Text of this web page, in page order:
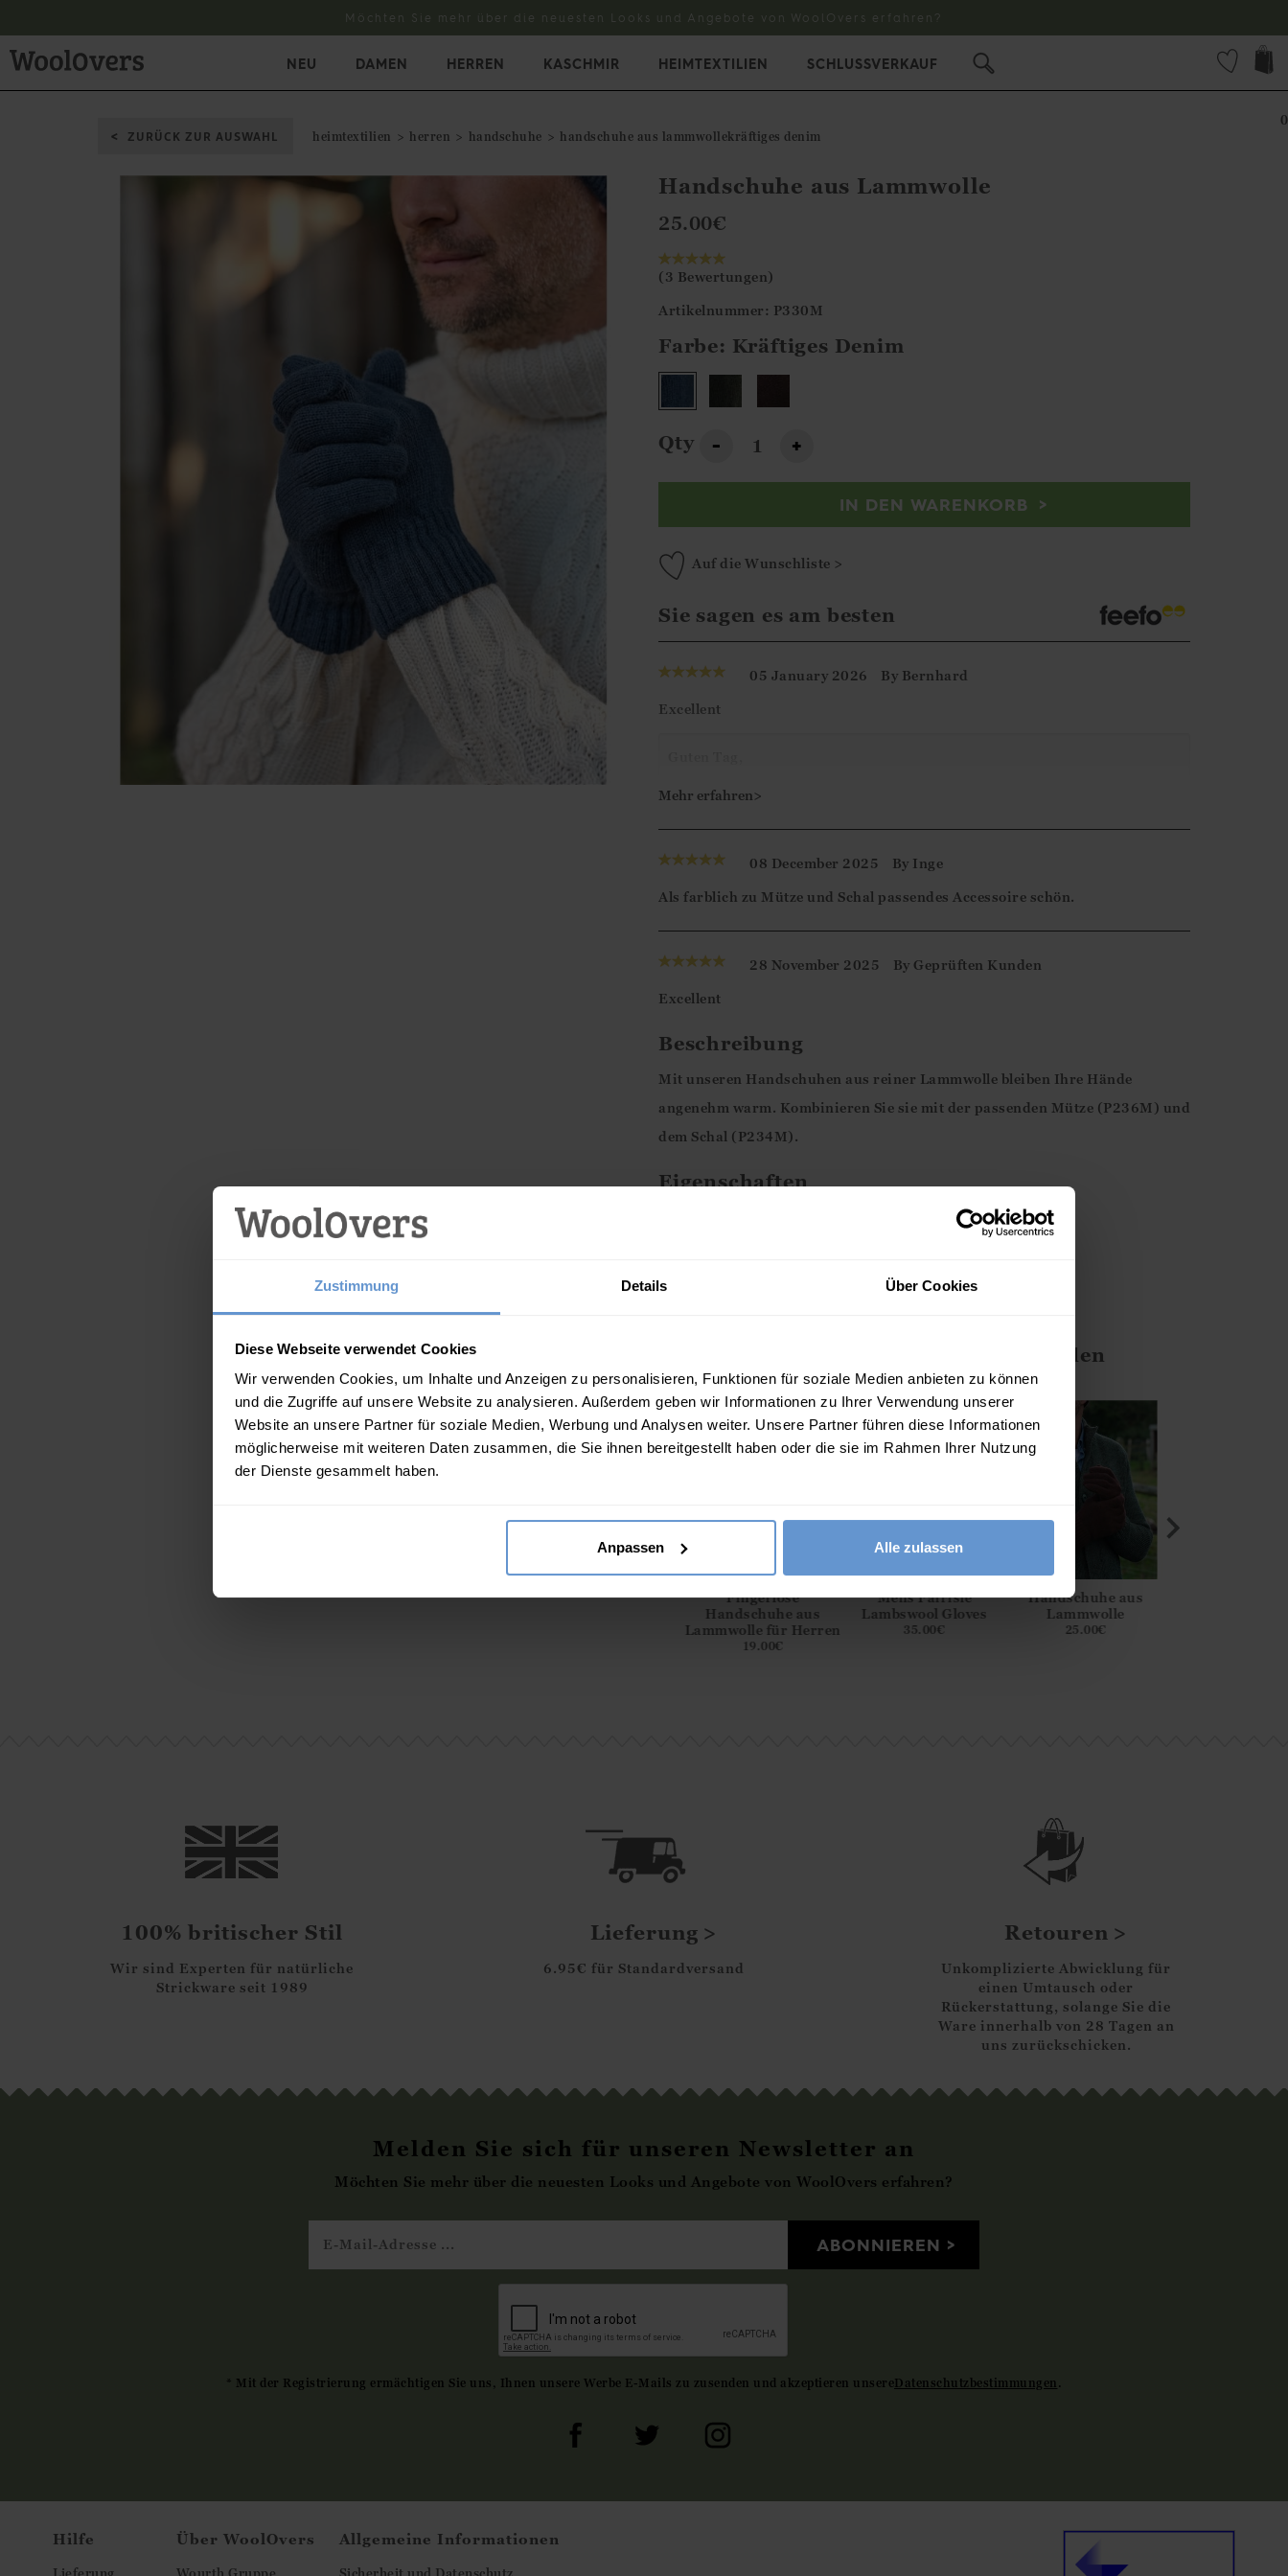
Zustimmung Details Über Cookies
Diese Webseite verwendet Cookies
Wir verwenden Cookies, um Inhalte und Anzeigen zu personalisieren, Funktionen für soziale Medien anbieten zu können
und die Zugriffe auf unsere Website zu analysieren. Außerdem geben wir Informationen zu Ihrer Verwendung unserer
Website an unsere Partner für soziale Medien, Werbung und Analysen weiter. Unsere Partner führen diese Informationen
möglicherweise mit weiteren Daten zusammen, die Sie ihnen bereitgestellt haben oder die sie im Rahmen Ihrer Nutzung
der Dienste gesammelt haben.
Anpassen Alle zulassen
Möchten Sie mehr über die neuesten Looks und Angebote von WoolOvers erfahren?
0
NEU DAMEN HERREN KASCHMIR HEIMTEXTILIEN SCHLUSSVERKAUF
ZURÜCK ZUR AUSWAHL heimtextilien herren handschuhe handschuhe aus lammwollekräftiges denim
Handschuhe aus Lammwolle
25.00€
(3 Bewertungen)
Artikelnummer: P330M
Farbe: Kräftiges Denim
Qty - +
IN DEN WARENKORB
Auf die Wunschliste >
Sie sagen es am besten
05 January 2026 By Bernhard
Excellent
Mehr erfahren>
08 December 2025 By Inge
Als farblich zu Mütze und Schal passendes Accessoire schön.
28 November 2025 By Geprüften Kunden
Excellent
Beschreibung
Mit unseren Handschuhen aus reiner Lammwolle bleiben Ihre Hände
angenehm warm. Kombinieren Sie sie mit der passenden Mütze (P236M) und
dem Schal (P234M).
Eigenschaften
Rippbündchen
Diese Artikel könnten Ihnen auch gefallen
Handschuhe mit
Handschuhe mit
Handschuhe mit
Fingerlose
Handschuhe aus
Lammwolle für Herren
19.00€
Mens Fairisle
Lambswool Gloves
35.00€
Handschuhe aus
Lammwolle
25.00€
100% britischer Stil
Wir sind Experten für natürliche
Strickware seit 1989
Lieferung
6.95€ für Standardversand
Retouren
Unkomplizierte Abwicklung für
einen Umtausch oder
Rückerstattung, solange Sie die
Ware innerhalb von 28 Tagen an
uns zurückschicken.
Melden Sie sich für unseren Newsletter an
Möchten Sie mehr über die neuesten Looks und Angebote von WoolOvers erfahren?
ABONNIEREN
* Mit der Registrierung ermächtigen Sie uns, Ihnen unsere Werbe E-Mails zu zusenden und akzeptieren unsereDatenschutzbestimmungen .
Hilfe
Lieferung
Über WoolOvers
Wourth Gruppe
Allgemeine Informationen
Sicherheit und Datenschutz